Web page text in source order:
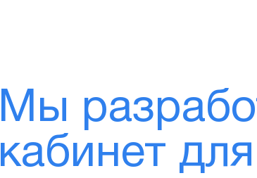
Мы
кабинет